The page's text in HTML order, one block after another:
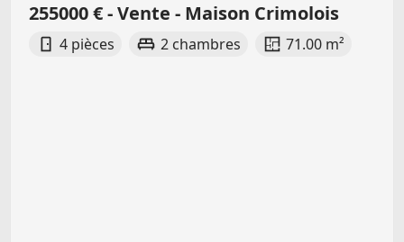
255000 € - Vente - Maison Crimolois
4 pièces 2 chambres 71.00 m²